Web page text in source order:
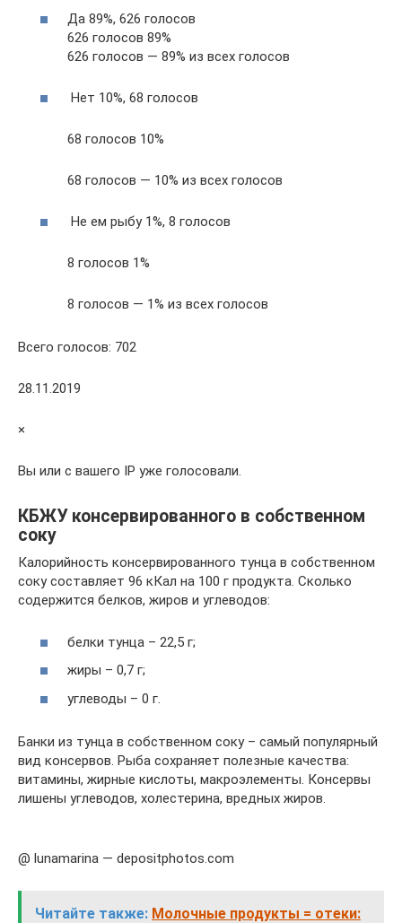
Да 89%, 626 голосов
626 голосов 89%
626 голосов — 89% из всех голосов
Нет 10%, 68 голосов
68 голосов 10%
68 голосов — 10% из всех голосов
Не ем рыбу 1%, 8 голосов
8 голосов 1%
8 голосов — 1% из всех голосов
Всего голосов: 702
28.11.2019
×
Вы или с вашего IP уже голосовали.
КБЖУ консервированного в собственном
соку
Калорийность консервированного тунца в собственном
соку составляет 96 кКал на 100 г продукта. Сколько
содержится белков, жиров и углеводов:
белки тунца – 22,5 г;
жиры – 0,7 г;
углеводы – 0 г.
Банки из тунца в собственном соку – самый популярный
вид консервов. Рыба сохраняет полезные качества:
витамины, жирные кислоты, макроэлементы. Консервы
лишены углеводов, холестерина, вредных жиров.
@ lunamarina — depositphotos.com
Читайте также: Молочные продукты = отеки: